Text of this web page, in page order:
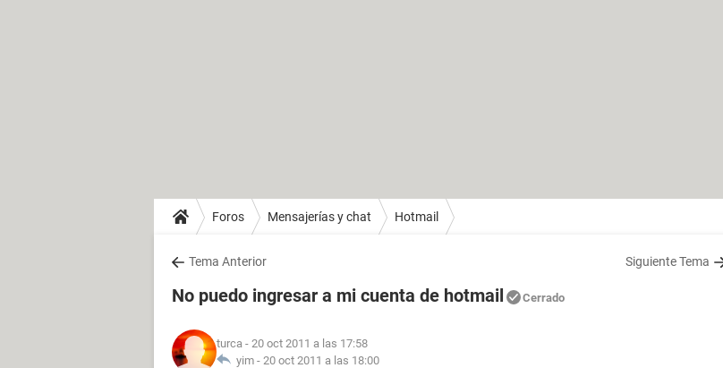
Foros Mensajerías y chat Hotmail
Tema Anterior Siguiente Tema
No puedo ingresar a mi cuenta de hotmail Cerrado
turca - 20 oct 2011 a las 17:58
yim - 20 oct 2011 a las 18:00